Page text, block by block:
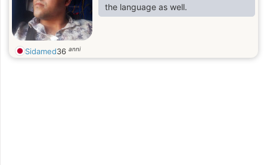
the language as well.
Sidamed36 anni